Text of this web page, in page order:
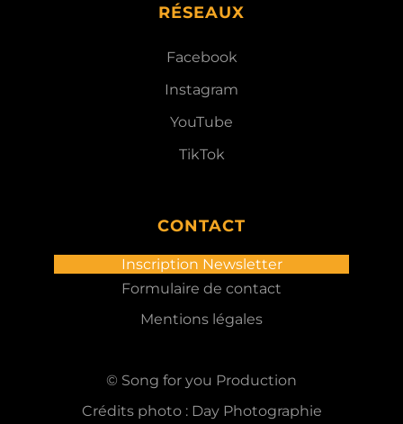
RÉSEAUX
Facebook
Instagram
YouTube
TikTok
CONTACT
Inscription Newsletter
Formulaire de contact
Mentions légales
© Song for you Production
Crédits photo : Day Photographie